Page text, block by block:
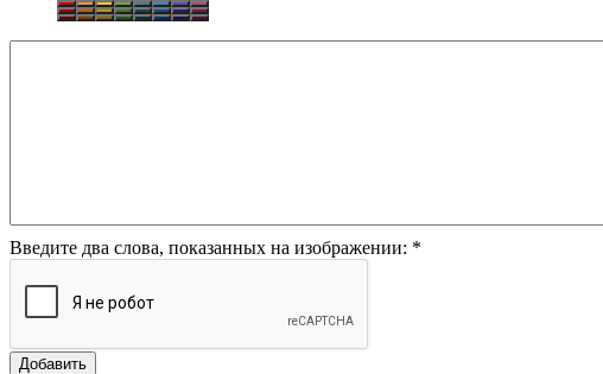
Введите два слова, показанных на изображении: *